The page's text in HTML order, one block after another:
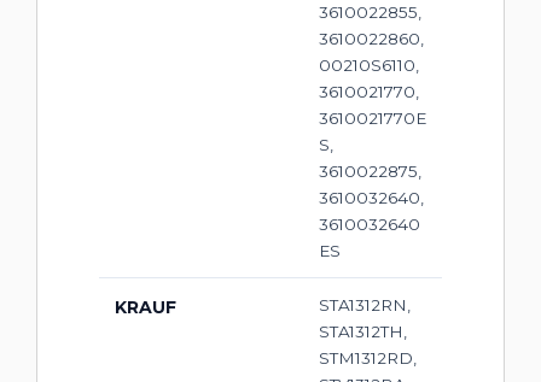
3610022855,
3610022860,
00210S6110,
3610021770,
3610021770E
S,
3610022875,
3610032640,
3610032640
ES
KRAUF
STA1312RN,
STA1312TH,
STM1312RD,